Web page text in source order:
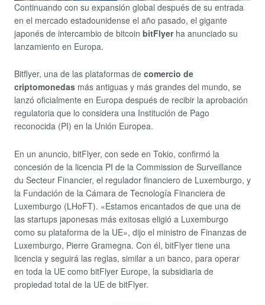
Continuando con su expansión global después de su entrada
en el mercado estadounidense el año pasado, el gigante
japonés de intercambio de bitcoin bitFlyerha anunciado su
lanzamiento en Europa.
Bitflyer, una de las plataformas de comercio de
criptomonedas más antiguas y más grandes del mundo, se
lanzó oficialmente en Europa después de recibir la aprobación
regulatoria que lo considera una Institución de Pago
reconocida (PI) en la Unión Europea.
En un anuncio, bitFlyer, con sede en Tokio, confirmó la
concesión de la licencia PI de la Commission de Surveillance
du Secteur Financier, el regulador financiero de Luxemburgo, y
la Fundación de la Cámara de Tecnología Financiera de
Luxemburgo (LHoFT). «Estamos encantados de que una de
las startups japonesas más exitosas eligió a Luxemburgo
como su plataforma de la UE», dijo el ministro de Finanzas de
Luxemburgo, Pierre Gramegna. Con él, bitFlyer tiene una
licencia y seguirá las reglas, similar a un banco, para operar
en toda la UE como bitFlyer Europe, la subsidiaria de
propiedad total de la UE de bitFlyer.